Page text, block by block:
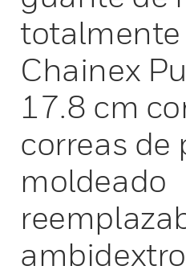
totalmente
Chainex
17.8 cm
correas de
moldeado